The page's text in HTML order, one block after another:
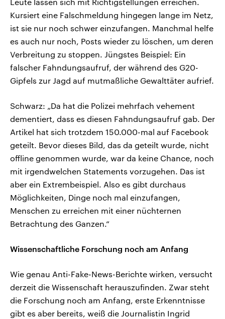
Leute lassen sich mit Richtigstellungen erreichen.
Kursiert eine Falschmeldung hingegen lange im Netz,
ist sie nur noch schwer einzufangen. Manchmal helfe
es auch nur noch, Posts wieder zu löschen, um deren
Verbreitung zu stoppen. Jüngstes Beispiel: Ein
falscher Fahndungsaufruf, der während des G20-
Gipfels zur Jagd auf mutmaßliche Gewalttäter aufrief.
Schwarz: „Da hat die Polizei mehrfach vehement
dementiert, dass es diesen Fahndungsaufruf gab. Der
Artikel hat sich trotzdem 150.000-mal auf Facebook
geteilt. Bevor dieses Bild, das da geteilt wurde, nicht
offline genommen wurde, war da keine Chance, noch
mit irgendwelchen Statements vorzugehen. Das ist
aber ein Extrembeispiel. Also es gibt durchaus
Möglichkeiten, Dinge noch mal einzufangen,
Menschen zu erreichen mit einer nüchternen
Betrachtung des Ganzen.“
Wissenschaftliche Forschung noch am Anfang
Wie genau Anti-Fake-News-Berichte wirken, versucht
derzeit die Wissenschaft herauszufinden. Zwar steht
die Forschung noch am Anfang, erste Erkenntnisse
gibt es aber bereits, weiß die Journalistin Ingrid